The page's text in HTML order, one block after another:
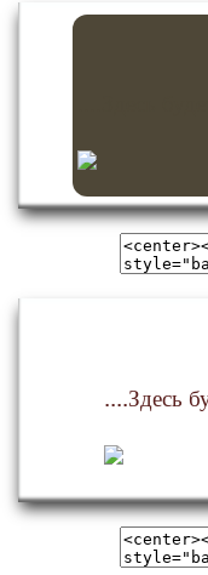
....Здесь